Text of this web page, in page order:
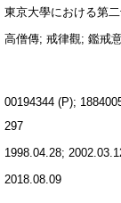
東京大學における第
高僧傳; 戒律觀; 鑑戒
00194344 (P);
297
1998.04.28;
2018.08.09